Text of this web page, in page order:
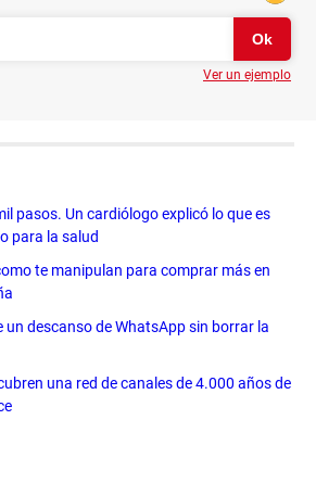
Ver un ejemplo
pasos. Un cardiólogo explicó lo que es
para la salud
te manipulan para comprar más en
un descanso de WhatsApp sin borrar la
una red de canales de 4.000 años de